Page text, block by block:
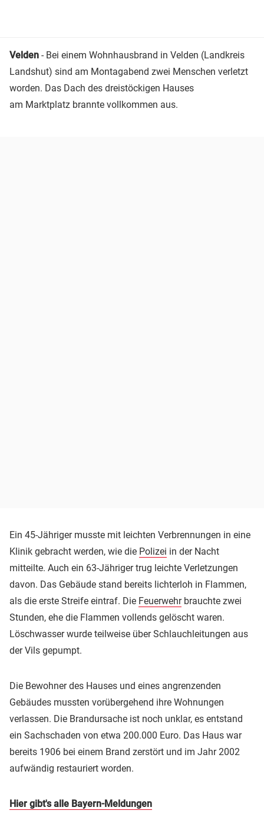
Velden - Bei einem Wohnhausbrand in Velden (Landkreis
Landshut) sind am Montagabend zwei Menschen verletzt
worden. Das Dach des dreistöckigen Hauses
am Marktplatz brannte vollkommen aus.
Ein 45-Jähriger musste mit leichten Verbrennungen in eine
Klinik gebracht werden, wie die Polizei in der Nacht
mitteilte. Auch ein 63-Jähriger trug leichte Verletzungen
davon. Das Gebäude stand bereits lichterloh in Flammen,
als die erste Streife eintraf. Die Feuerwehrbrauchte zwei
Stunden, ehe die Flammen vollends gelöscht waren.
Löschwasser wurde teilweise über Schlauchleitungen aus
der Vils gepumpt.
Die Bewohner des Hauses und eines angrenzenden
Gebäudes mussten vorübergehend ihre Wohnungen
verlassen. Die Brandursache ist noch unklar, es entstand
ein Sachschaden von etwa 200.000 Euro. Das Haus war
bereits 1906 bei einem Brand zerstört und im Jahr 2002
aufwändig restauriert worden.
Hier gibt's alle Bayern-Meldungen